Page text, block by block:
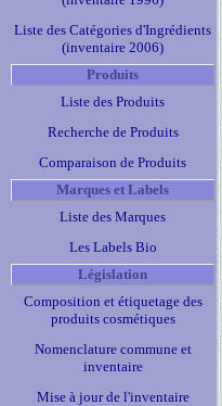
Liste des Catégories d'Ingrédients
(inventaire 2006)
Produits
Liste des Produits
Recherche de Produits
Comparaison de Produits
Marques et Labels
Liste des Marques
Les Labels Bio
Législation
Composition et étiquetage des
produits cosmétiques
Nomenclature commune et
inventaire
Mise à jour de l'inventaire